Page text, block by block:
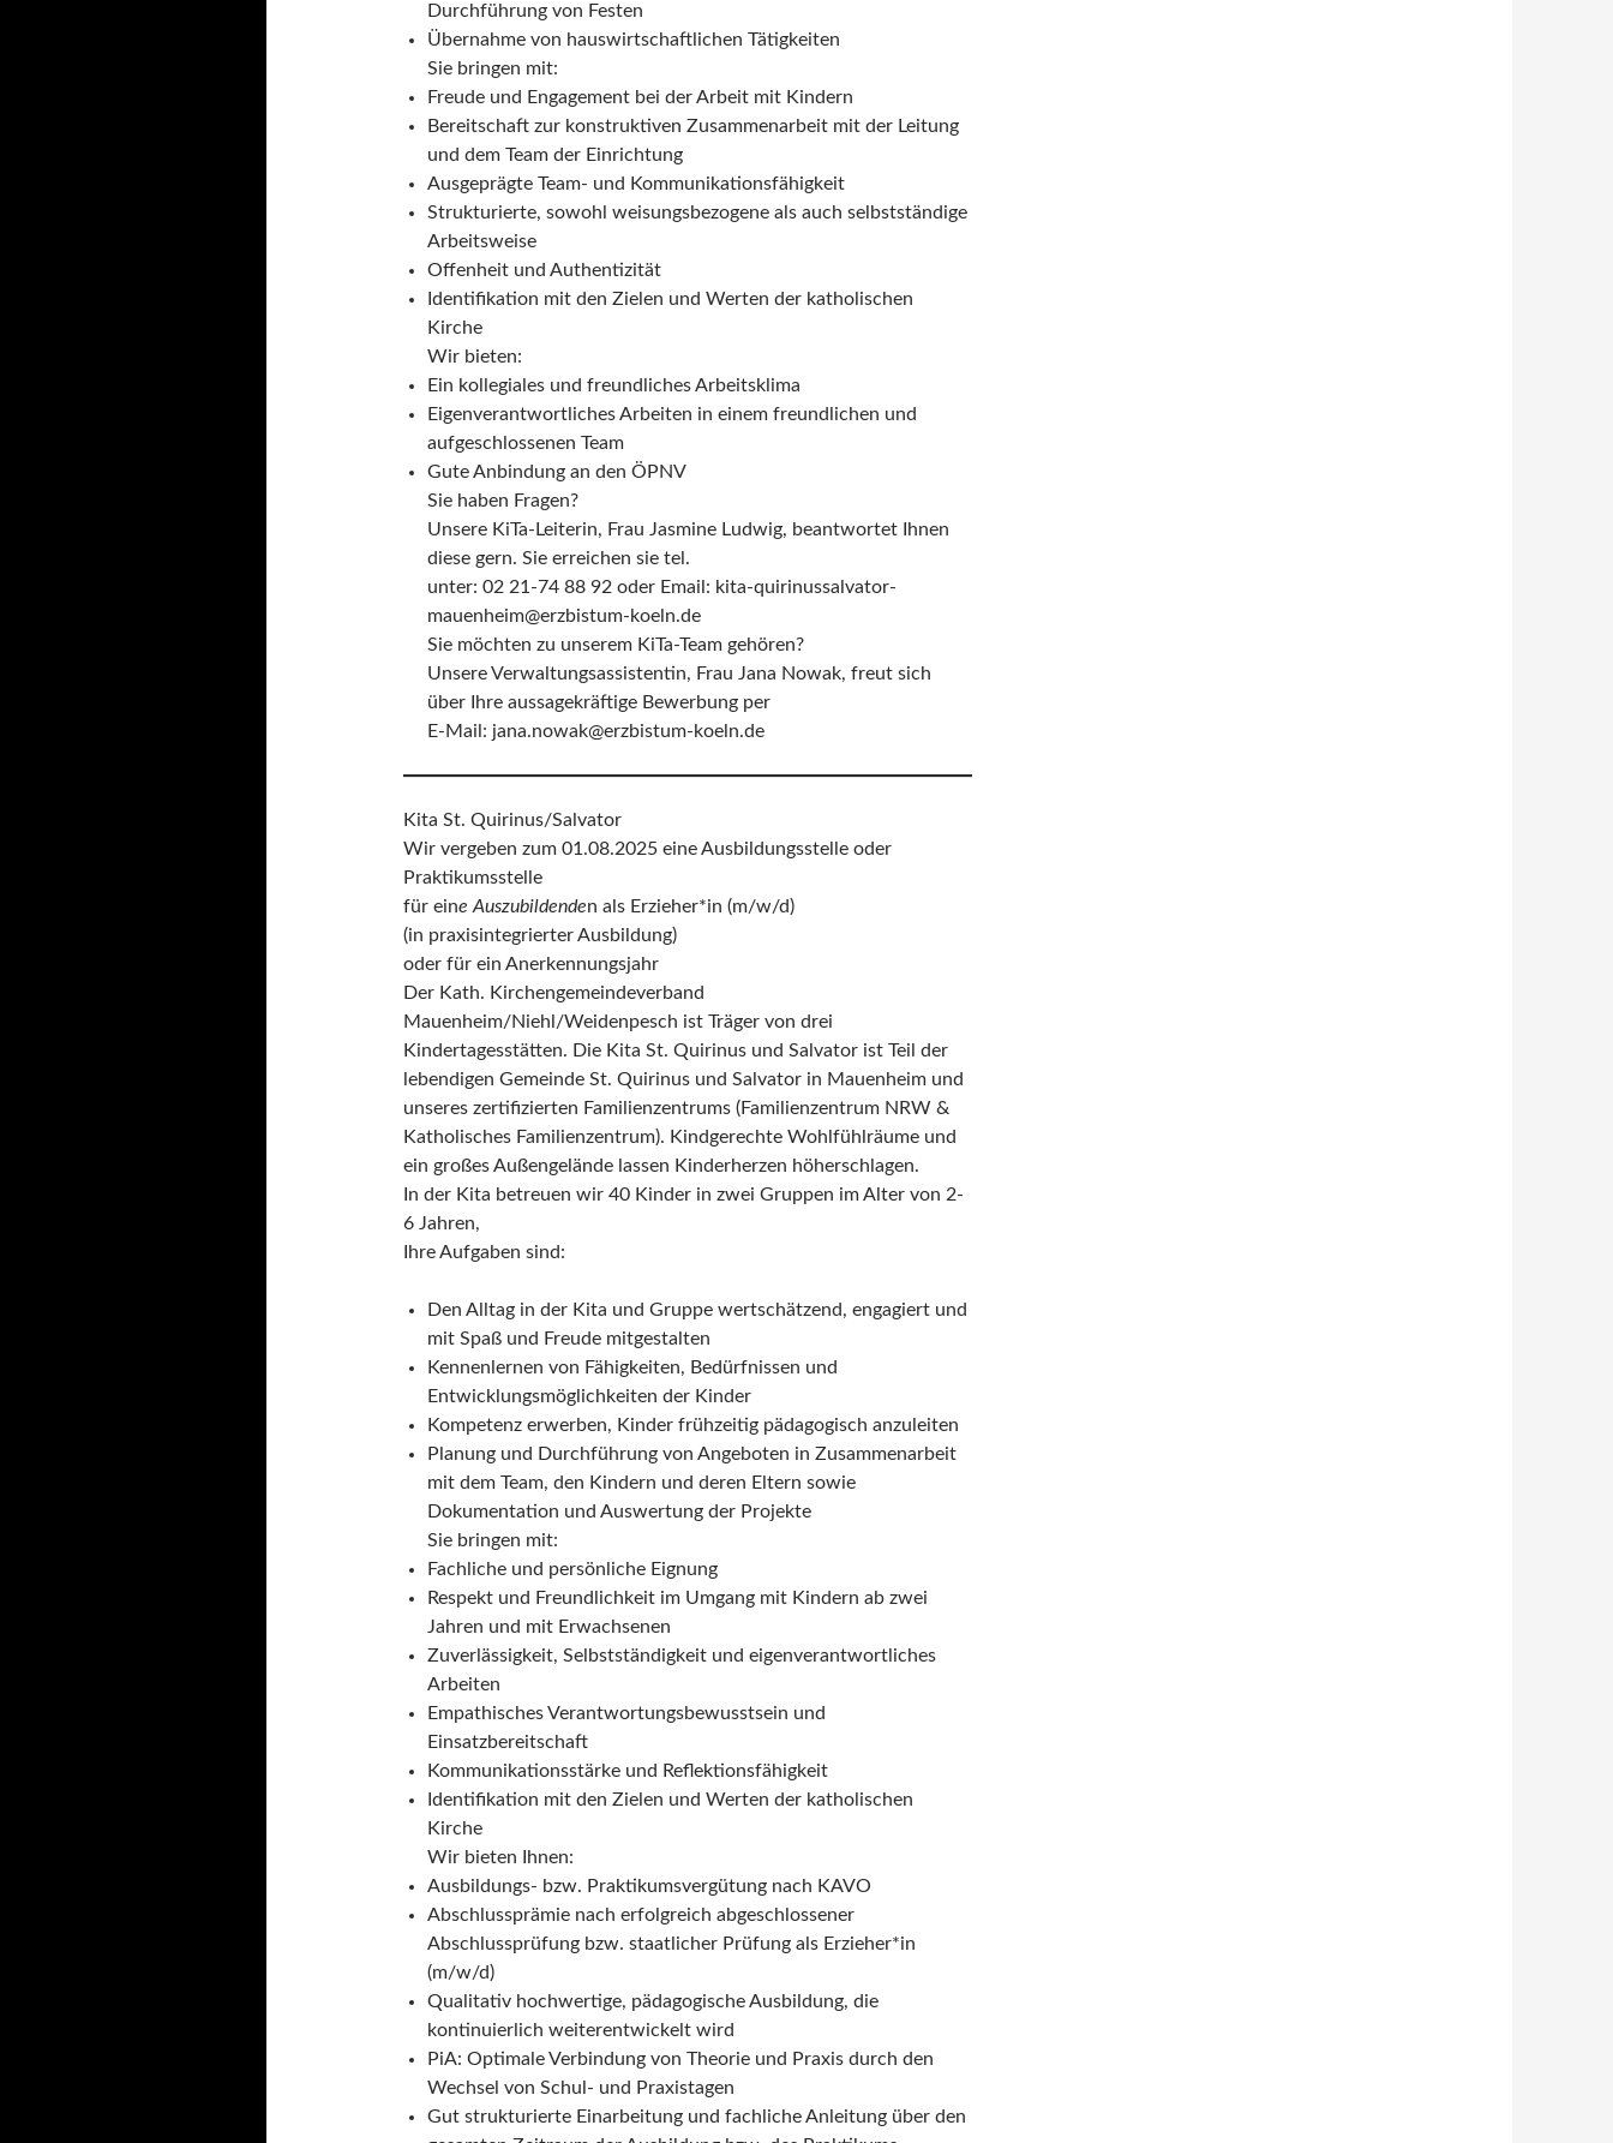
Durchführung von Festen
Übernahme von hauswirtschaftlichen Tätigkeiten
Sie bringen mit:
Freude und Engagement bei der Arbeit mit Kindern
Bereitschaft zur konstruktiven Zusammenarbeit mit der Leitung
und dem Team der Einrichtung
Ausgeprägte Team- und Kommunikationsfähigkeit
Strukturierte, sowohl weisungsbezogene als auch selbstständige
Arbeitsweise
Offenheit und Authentizität
Identifikation mit den Zielen und Werten der katholischen
Kirche
Wir bieten:
Ein kollegiales und freundliches Arbeitsklima
Eigenverantwortliches Arbeiten in einem freundlichen und
aufgeschlossenen Team
Gute Anbindung an den ÖPNV
Sie haben Fragen?
Unsere KiTa-Leiterin, Frau Jasmine Ludwig, beantwortet Ihnen
diese gern. Sie erreichen sie tel.
unter: 02 21-74 88 92 oder Email: kita-quirinussalvator-
mauenheim@erzbistum-koeln.de
Sie möchten zu unserem KiTa-Team gehören?
Unsere Verwaltungsassistentin, Frau Jana Nowak, freut sich
über Ihre aussagekräftige Bewerbung per
E-Mail: jana.nowak@erzbistum-koeln.de
Kita St. Quirinus/Salvator
Wir vergeben zum 01.08.2025 eine Ausbildungsstelle oder
Praktikumsstelle
für eine Auszubildenden als Erzieher*in (m/w/d)
(in praxisintegrierter Ausbildung)
oder für ein Anerkennungsjahr
Der Kath. Kirchengemeindeverband
Mauenheim/Niehl/Weidenpesch ist Träger von drei
Kindertagesstätten. Die Kita St. Quirinus und Salvator ist Teil der
lebendigen Gemeinde St. Quirinus und Salvator in Mauenheim und
unseres zertifizierten Familienzentrums (Familienzentrum NRW &
Katholisches Familienzentrum). Kindgerechte Wohlfühlräume und
ein großes Außengelände lassen Kinderherzen höherschlagen.
In der Kita betreuen wir 40 Kinder in zwei Gruppen im Alter von 2-
6 Jahren,
Ihre Aufgaben sind:
Den Alltag in der Kita und Gruppe wertschätzend, engagiert und
mit Spaß und Freude mitgestalten
Kennenlernen von Fähigkeiten, Bedürfnissen und
Entwicklungsmöglichkeiten der Kinder
Kompetenz erwerben, Kinder frühzeitig pädagogisch anzuleiten
Planung und Durchführung von Angeboten in Zusammenarbeit
mit dem Team, den Kindern und deren Eltern sowie
Dokumentation und Auswertung der Projekte
Sie bringen mit:
Fachliche und persönliche Eignung
Respekt und Freundlichkeit im Umgang mit Kindern ab zwei
Jahren und mit Erwachsenen
Zuverlässigkeit, Selbstständigkeit und eigenverantwortliches
Arbeiten
Empathisches Verantwortungsbewusstsein und
Einsatzbereitschaft
Kommunikationsstärke und Reflektionsfähigkeit
Identifikation mit den Zielen und Werten der katholischen
Kirche
Wir bieten Ihnen:
Ausbildungs- bzw. Praktikumsvergütung nach KAVO
Abschlussprämie nach erfolgreich abgeschlossener
Abschlussprüfung bzw. staatlicher Prüfung als Erzieher*in
(m/w/d)
Qualitativ hochwertige, pädagogische Ausbildung, die
kontinuierlich weiterentwickelt wird
PiA: Optimale Verbindung von Theorie und Praxis durch den
Wechsel von Schul- und Praxistagen
Gut strukturierte Einarbeitung und fachliche Anleitung über den